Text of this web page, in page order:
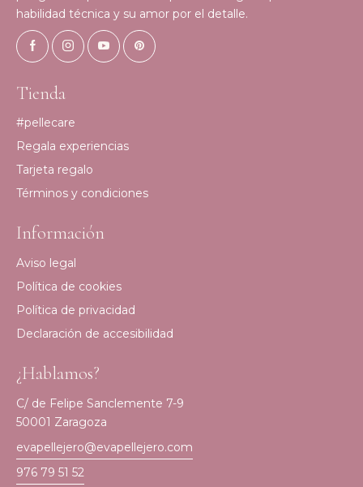
habilidad técnica y su amor por el detalle.
Tienda
#pellecare
Regala experiencias
Tarjeta regalo
Términos y condiciones
Información
Aviso legal
Política de cookies
Política de privacidad
Declaración de accesibilidad
¿Hablamos?
C/ de Felipe Sanclemente 7-9
50001 Zaragoza
evapellejero@evapellejero.com
976 79 51 52